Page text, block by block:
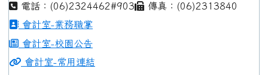
電話：(06)2324462#903
傳真：(06)2313840
會計室-業務職掌
會計室-校園公告
會計室-常用連結